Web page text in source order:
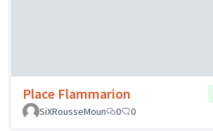
Place Flammarion
SiXRousseMoun
0 0